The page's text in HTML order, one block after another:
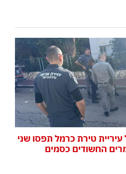
טירת כרמל תפסו שני
החשודים כסמים